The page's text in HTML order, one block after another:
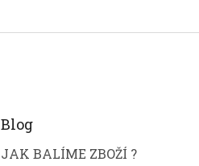
Blog
JAK BALÍME ZBOŽÍ ?